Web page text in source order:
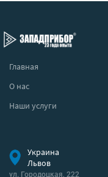
Главная
О нас
Наши услуги
Украина
Львов
ул. Городоцкая, 222